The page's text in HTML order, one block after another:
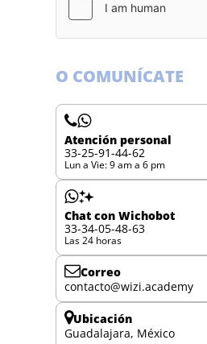
O COMUNÍCATE
Atención personal
33-25-91-44-62
Lun a Vie: 9 am a 6 pm
Chat con Wichobot
33-34-05-48-63
Las 24 horas
Correo
contacto@wizi.academy
Ubicación
Guadalajara, México